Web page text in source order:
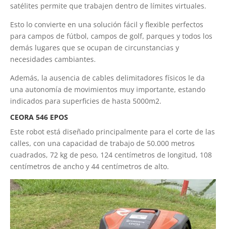
satélites permite que trabajen dentro de límites virtuales.
Esto lo convierte en una solución fácil y flexible perfectos
para campos de fútbol, campos de golf, parques y todos los
demás lugares que se ocupan de circunstancias y
necesidades cambiantes.
Además, la ausencia de cables delimitadores físicos le da
una autonomía de movimientos muy importante, estando
indicados para superficies de hasta 5000m2.
CEORA 546 EPOS
Este robot está diseñado principalmente para el corte de las
calles, con una capacidad de trabajo de 50.000 metros
cuadrados, 72 kg de peso, 124 centímetros de longitud, 108
centímetros de ancho y 44 centímetros de alto.